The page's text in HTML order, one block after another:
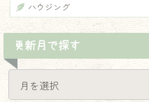
ハウジング
更新月で探す